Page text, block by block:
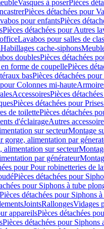
Vasques à poserPièces
Pièces détachées pour
pour enfantsPièces
Pièces détachées pour Autres
Lavabos pour salles de
Habillages cache-siphons
doublesPièces détachées
forme de coupellePièces
basPièces détachées
Colonnes mi-haute
AccessoiresPièces
Pièces détachées pour
de toilettePièces détachées
d'éclairageAutres
sur secteurMontage
gorge, alimentation par
alimentation sur secteur
par générateur
pour Pour robinetteries de
Pièces détachées pour
pour Siphons à tube
Pièces détachées pour Siphons
JointsRallongesVidages
appareilsPièces détachées
Pièces détachées pour Siphons